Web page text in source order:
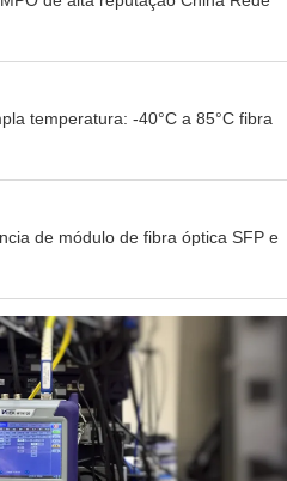
temperatura: -40°C a 85°C fibra
de módulo de fibra óptica SFP e